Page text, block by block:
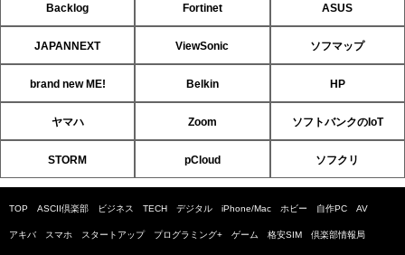
Backlog Fortinet ASUS
JAPANNEXT ViewSonic ソフマップ
brand new ME! Belkin HP
ヤマハ Zoom ソフトバンクのIoT
STORM pCloud ソフクリ
TOP ASCII倶楽部 ビジネス TECH デジタル iPhone/Mac ホビー 自作PC AV
アキバ スマホ スタートアップ プログラミング+ ゲーム 格安SIM 倶楽部情報局